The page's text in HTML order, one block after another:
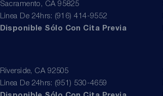
Sacramento, CA 95825
Linea De 24hrs: (916) 414-9552
Disponible Sólo Con Cita Previa
Riverside, CA 92505
Linea De 24hrs: (951) 530-4659